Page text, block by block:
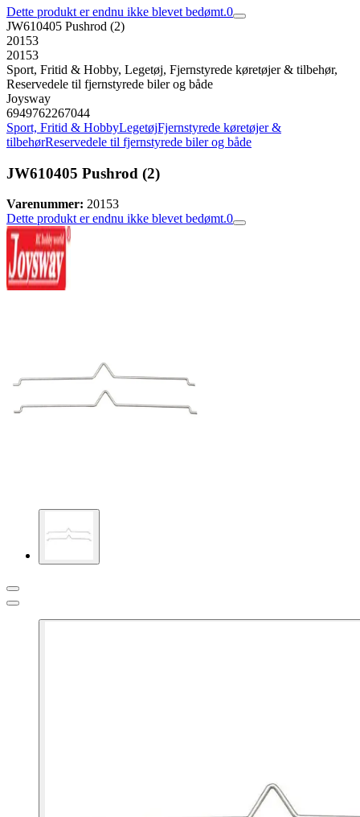
Dette produkt er endnu ikke blevet bedømt.0
JW610405 Pushrod (2)
20153
20153
Sport, Fritid & Hobby, Legetøj, Fjernstyrede køretøjer & tilbehør,
Reservedele til fjernstyrede biler og både
Joysway
6949762267044
Sport, Fritid & HobbyLegetøjFjernstyrede køretøjer &
tilbehørReservedele til fjernstyrede biler og både
JW610405 Pushrod (2)
Varenummer: 20153
Dette produkt er endnu ikke blevet bedømt.0